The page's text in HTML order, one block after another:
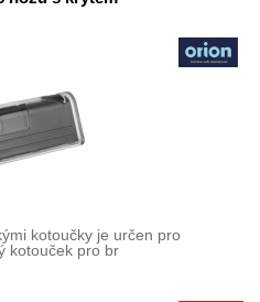
kotoučky je určen pro
kotouček pro br